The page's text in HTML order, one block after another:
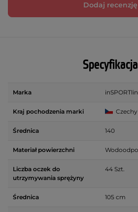
Dodaj recenzję
Specyfikacja
Marka
Kraj pochodzenia marki Czechy
Średnica 140
Materiał powierzchni
Liczba oczek do
utrzymywania sprężyny
44 Szt.
Średnica 105 cm